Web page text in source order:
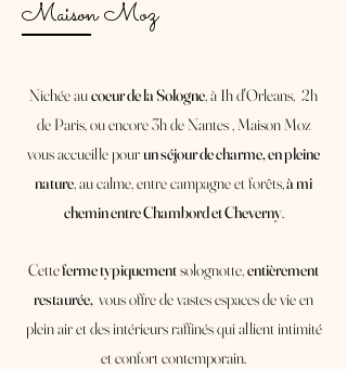
Maison Moz
Nichée aucoeur de la Sologne, à 1h d'Orleans, 2h
de Paris, ou encore 3h de Nantes , Maison Moz
vous accueille pourun séjour de charme, en pleine
nature, au calme, entre campagne et forêts,à mi
chemin entre Chambord et Cheverny.
Cetteferme typiquementsolognotte,entièrement
restaurée, vous offre de vastes espaces de vie en
plein air et des intérieurs raffinés qui allient intimité
et confort contemporain.